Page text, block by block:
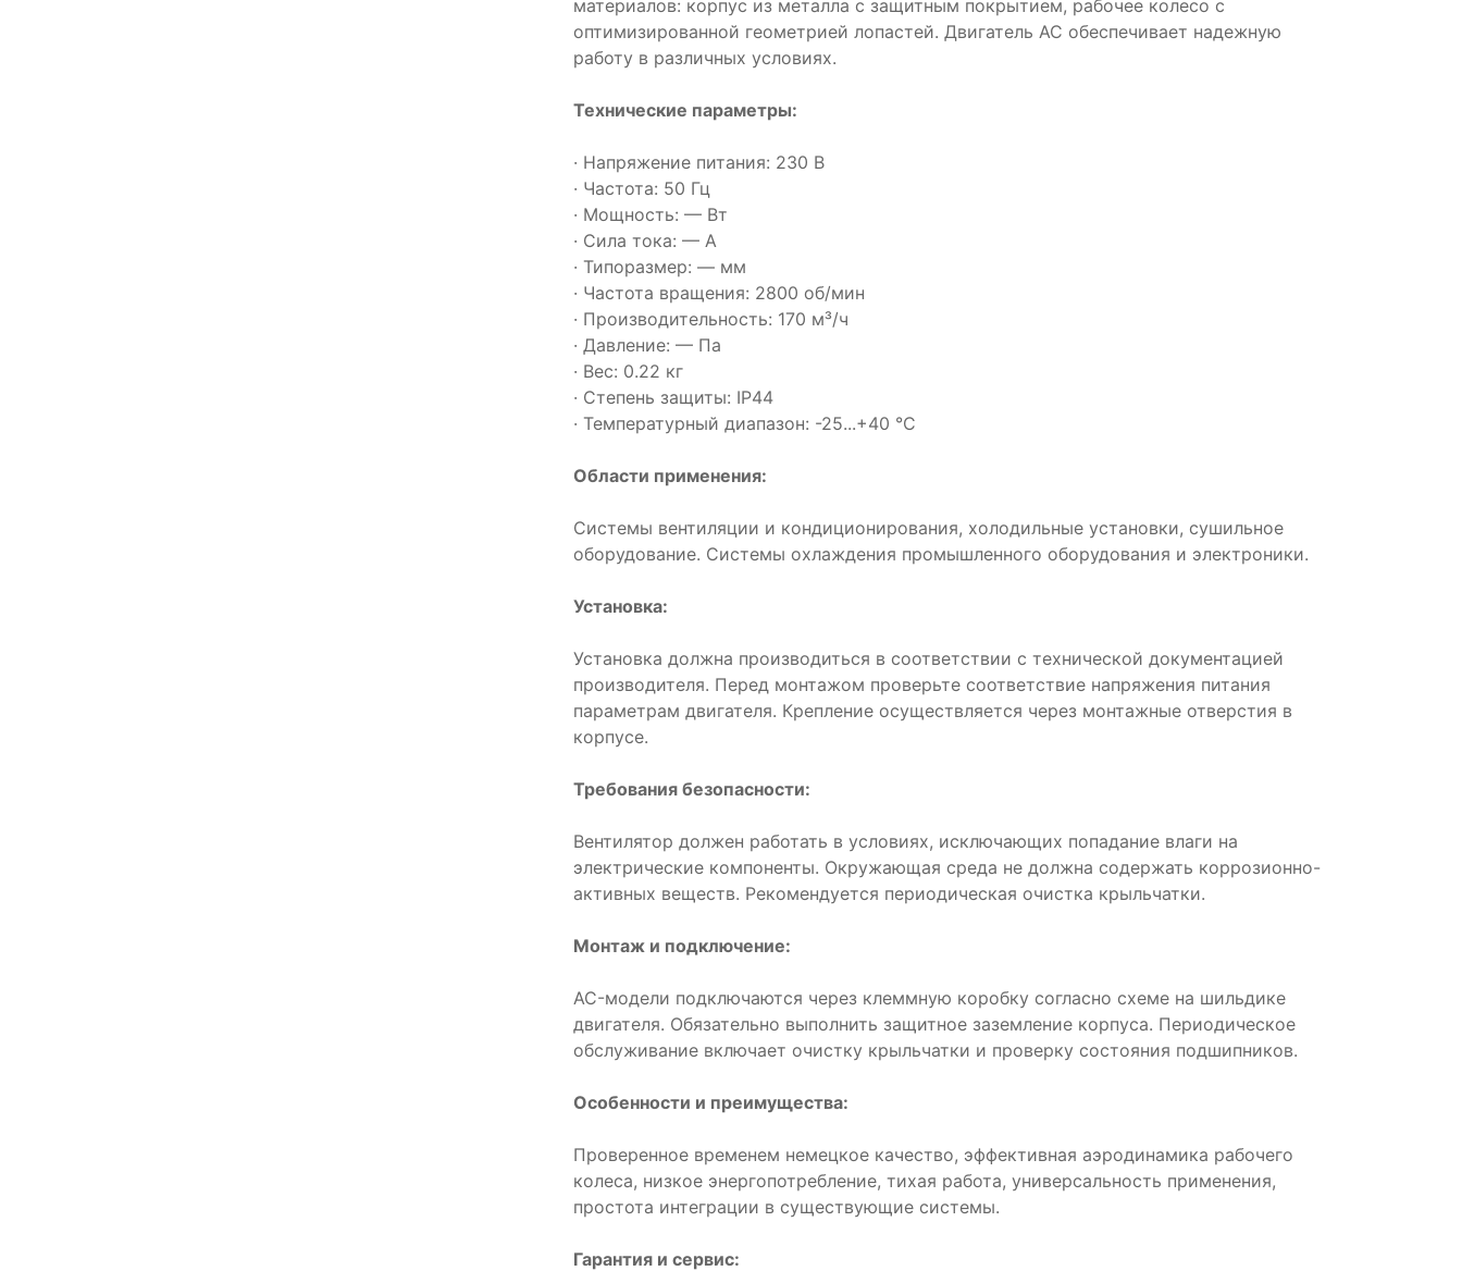
материалов: корпус из металла с защитным покрытием, рабочее колесо с
оптимизированной геометрией лопастей. Двигатель AC обеспечивает надежную
работу в различных условиях.
Технические параметры:
· Напряжение питания: 230 В
· Частота: 50 Гц
· Мощность: — Вт
· Сила тока: — А
· Типоразмер: — мм
· Частота вращения: 2800 об/мин
· Производительность: 170 м³/ч
· Давление: — Па
· Вес: 0.22 кг
· Степень защиты: IP44
· Температурный диапазон: -25...+40 °C
Области применения:
Системы вентиляции и кондиционирования, холодильные установки, сушильное
оборудование. Системы охлаждения промышленного оборудования и электроники.
Установка:
Установка должна производиться в соответствии с технической документацией
производителя. Перед монтажом проверьте соответствие напряжения питания
параметрам двигателя. Крепление осуществляется через монтажные отверстия в
корпусе.
Требования безопасности:
Вентилятор должен работать в условиях, исключающих попадание влаги на
электрические компоненты. Окружающая среда не должна содержать коррозионно-
активных веществ. Рекомендуется периодическая очистка крыльчатки.
Монтаж и подключение:
AC-модели подключаются через клеммную коробку согласно схеме на шильдике
двигателя. Обязательно выполнить защитное заземление корпуса. Периодическое
обслуживание включает очистку крыльчатки и проверку состояния подшипников.
Особенности и преимущества:
Проверенное временем немецкое качество, эффективная аэродинамика рабочего
колеса, низкое энергопотребление, тихая работа, универсальность применения,
простота интеграции в существующие системы.
Гарантия и сервис: